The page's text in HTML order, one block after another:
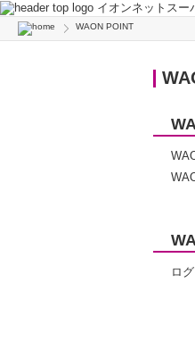
イオンネットスー
WAON POINT
ロ